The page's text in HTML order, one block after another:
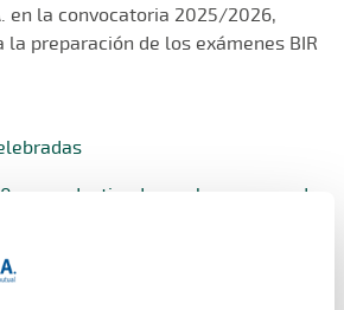
en la convocatoria 2025/2026,
la preparación de los exámenes BIR
euros destinados en becas en cada